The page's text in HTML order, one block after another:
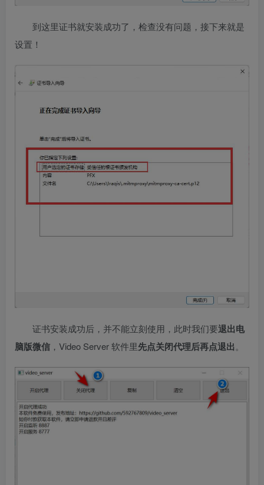
到这里证书就安装成功了，检查没有问题，接下来就是
设置！
证书安装成功后，并不能立刻使用，此时我们要退出电
脑版微信 ，Video Server 软件里先点关闭代理后再点退出。